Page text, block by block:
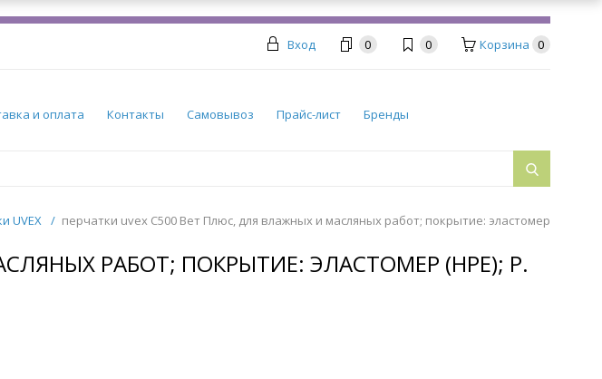
Вход 0 0 Корзина 0
и оплата Контакты Самовывоз Прайс-лист Бренды
UVEX / перчатки uvex С500 Вет Плюс, для влажных и масляных работ; покрытие: эластомер
РАБОТ; ПОКРЫТИЕ: ЭЛАСТОМЕР (HPE); Р.